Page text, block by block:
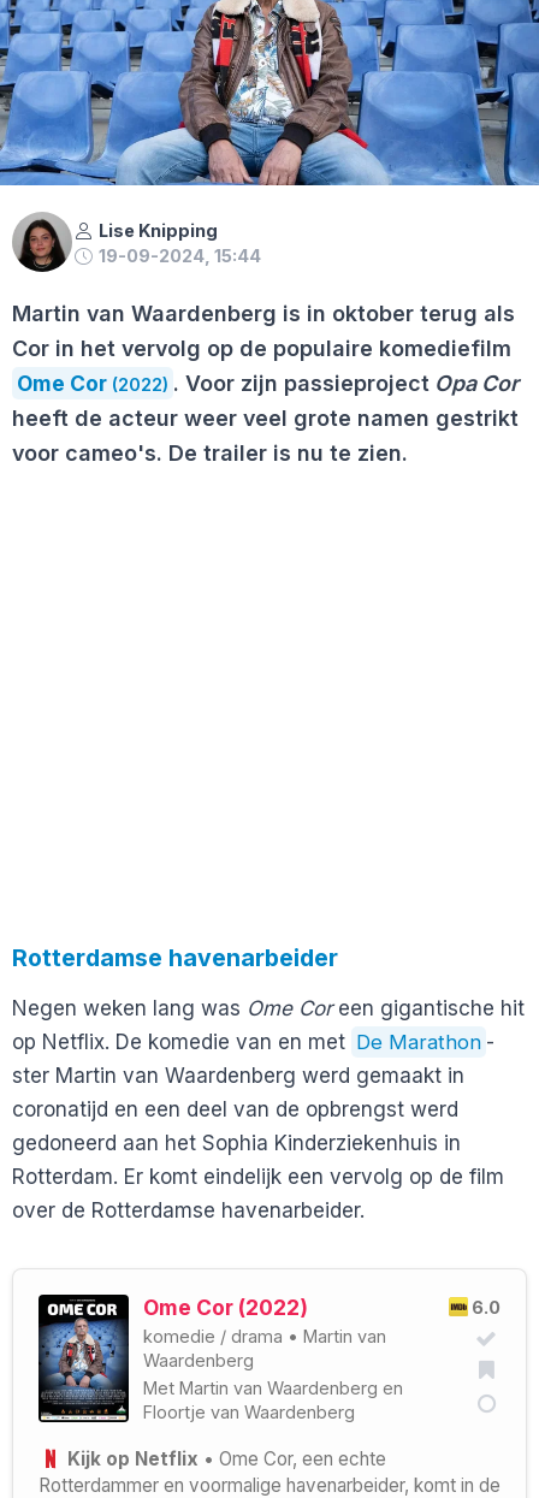
Lise Knipping
19-09-2024, 15:44
Martin van Waardenberg is in oktober terug als
Cor in het vervolg op de populaire komediefilm
Ome Cor (2022) . Voor zijn passieproject Opa Cor
heeft de acteur weer veel grote namen gestrikt
voor cameo's. De trailer is nu te zien.
Rotterdamse havenarbeider
Negen weken lang was Ome Coreen gigantische hit
op Netflix. De komedie van en met De Marathon -
ster Martin van Waardenberg werd gemaakt in
coronatijd en een deel van de opbrengst werd
gedoneerd aan het Sophia Kinderziekenhuis in
Rotterdam. Er komt eindelijk een vervolg op de film
over de Rotterdamse havenarbeider.
6.0
Ome Cor (2022)
komedie / drama • Martin van
Waardenberg
Met Martin van Waardenberg en
Floortje van Waardenberg
Kijk op Netflix • Ome Cor, een echte
Rotterdammer en voormalige havenarbeider, komt in de